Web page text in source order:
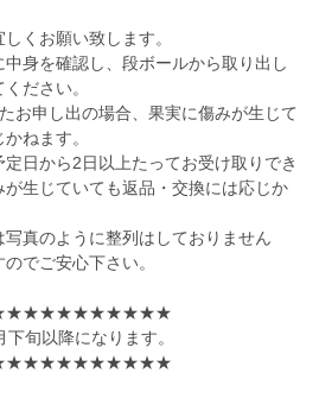
くお願い致します。
身を確認し、段ボールから取り出し
ださい。
お申し出の場合、果実に傷みが生じて
ねます。
日から2日以上たってお受け取りでき
生じていても返品・交換には応じか
真のように整列はしておりません
でご安心下さい。
下旬以降になります。